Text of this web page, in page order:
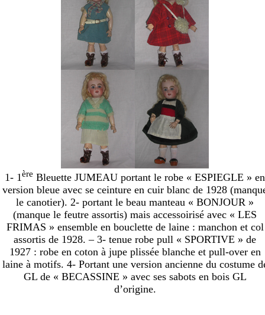
1- 1ère Bleuette JUMEAU portant le robe « ESPIEGLE » en
version bleue avec se ceinture en cuir blanc de 1928
le canotier). 2- portant le beau manteau « BONJOUR »
(manque le feutre assortis) mais accessoirisé avec « LES
FRIMAS » ensemble en bouclette de laine : manchon et col
assortis de 1928. – 3- tenue robe pull « SPORTIVE » de
1927 : robe en coton à jupe plissée blanche et pull-over en
laine à motifs. 4- Portant une version ancienne du costume
GL de « BECASSINE » avec ses sabots en bois GL
d’origine.